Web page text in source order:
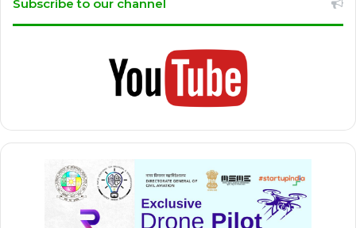
Subscribe to our channel